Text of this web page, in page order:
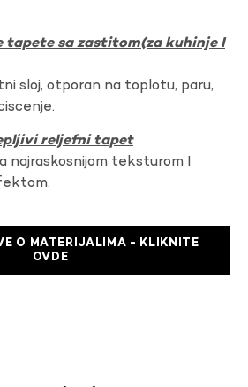
tapete sa zastitom(za kuhinje I
sloj, otporan na toplotu, paru,
reljefni tapet
najraskosnijom teksturom I
O MATERIJALIMA - KLIKNITE
OVDE